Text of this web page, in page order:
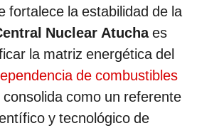
fortalece la estabilidad de la
Nuclear Atuchaes
la matriz energética del
de combustibles
como un referente
y tecnológico de